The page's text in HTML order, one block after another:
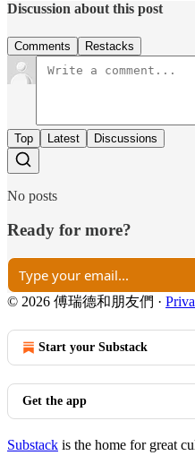
Discussion about this post
Comments Restacks
Top Latest Discussions
No posts
Ready for more?
© 2026 傅瑞德和朋友們 ·
Start your Substack
Get the app
Substack is the home for great